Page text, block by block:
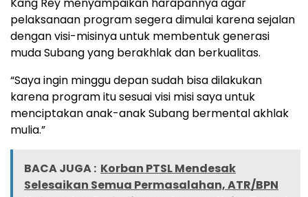
pelaksanaan program segera dimulai karena sejalan
dengan visi-misinya untuk membentuk generasi
muda Subang yang berakhlak dan berkualitas.
“Saya ingin minggu depan sudah bisa dilakukan
karena program itu sesuai visi misi saya untuk
menciptakan anak-anak Subang bermental akhlak
mulia.”
BACA JUGA : Korban PTSL Mendesak
Selesaikan Semua Permasalahan, ATR/BPN